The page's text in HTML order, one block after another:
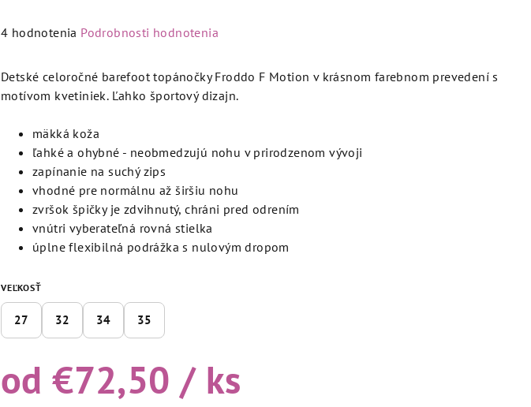
Priemerné
produktu
hviezdičiek.
4 hodnotenia Podrobnosti hodnotenia
Detské celoročné barefoot topánočky Froddo F Motion v krásnom farebnom prevedení s
motívom kvetiniek. Ľahko športový dizajn.
mäkká koža
ľahké a ohybné - neobmedzujú nohu v prirodzenom vývoji
zapínanie na suchý zips
vhodné pre normálnu až širšiu nohu
zvršok špičky je zdvihnutý, chráni pred odrením
vnútri vyberateľná rovná stielka
úplne flexibilná podrážka s nulovým dropom
VEĽKOSŤ
27 32 34 35
od€72,50 / ks